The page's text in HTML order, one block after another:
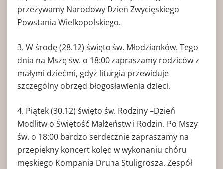
przeżywamy Narodowy Dzień Zwycięskiego
Powstania Wielkopolskiego.
3. W środę (28.12) święto św. Młodzianków. Tego
dnia na Mszę św. o 18:00 zapraszamy rodziców z
małymi dziećmi, gdyż liturgia przewiduje
szczególny obrzęd błogosławienia dzieci.
4. Piątek (30.12) święto św. Rodziny –Dzień
Modlitw o Świętość Małżeństw i Rodzin. Po Mszy
św. o 18:00 bardzo serdecznie zapraszamy na
przepiękny koncert kolęd w wykonaniu chóru
męskiego Kompania Druha Stuligrosza. Zespół